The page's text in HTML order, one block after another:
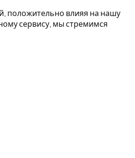
положительно влияя на нашу
сервису, мы стремимся